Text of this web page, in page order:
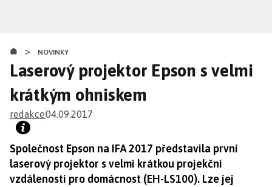
obsahu
> NOVINKY
Laserový projektor Epson s velmi
krátkým ohniskem
redakce04.09.2017
Společnost Epson na IFA 2017 představila první
laserový projektor s velmi krátkou projekční
vzdáleností pro domácnost (EH-LS100). Lze jej